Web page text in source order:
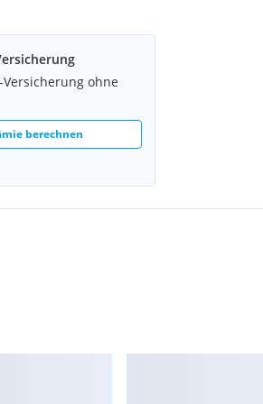
in schwarz
Versicherung ohne
berechnen